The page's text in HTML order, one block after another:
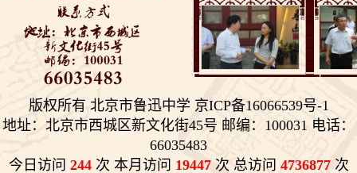
版权所有 北京市鲁迅中学 京ICP备16066539号-1
地址：北京市西城区新文化街45号 邮编：100031 电话：
66035483
今日访问 244 次 本月访问 19447 次 总访问 4736877 次